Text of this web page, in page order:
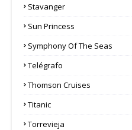
Stavanger
Sun Princess
Symphony Of The Seas
Telégrafo
Thomson Cruises
Titanic
Torrevieja